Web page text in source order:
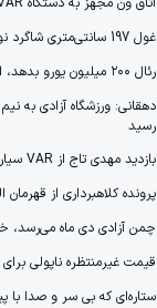
غول 197 سانتی‌متری شاگرد نوری شد!(عکس)
رئال ۲۰۰ میلیون یورو بدهد، اولیسه را ببرد!
دهقانی: ورزشگاه آزادی به
رسید
بازدید مهدی تاج از VAR سیار
پرونده کلاهبرداری از
چمن آزادی دی ماه می‌رسد،
قیمت غیرمنتظره ناپولی
ستاره‌ای که بی سر و صدا با